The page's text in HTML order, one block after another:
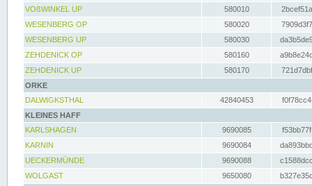
VOßWINKEL UP
580010
WESENBERG OP
580020
WESENBERG UP
580030
ZEHDENICK OP
580160
ZEHDENICK UP
580170
ORKE
DALWIGKSTHAL
42840453
KLEINES HAFF
KARLSHAGEN
9690085
KARNIN
9690084
UECKERMÜNDE
9690088
WOLGAST
9650080